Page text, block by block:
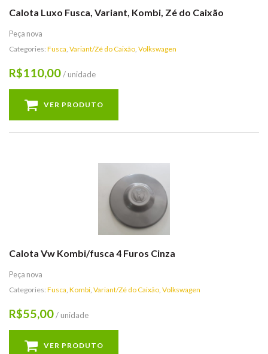
Calota Luxo Fusca, Variant, Kombi, Zé do Caixão
Peça nova
Categories: Fusca, Variant/Zé do Caixão, Volkswagen
R$110,00/ unidade
VER PRODUTO
Calota Vw Kombi/fusca 4 Furos Cinza
Peça nova
Categories: Fusca, Kombi, Variant/Zé do Caixão, Volkswagen
R$55,00/ unidade
VER PRODUTO